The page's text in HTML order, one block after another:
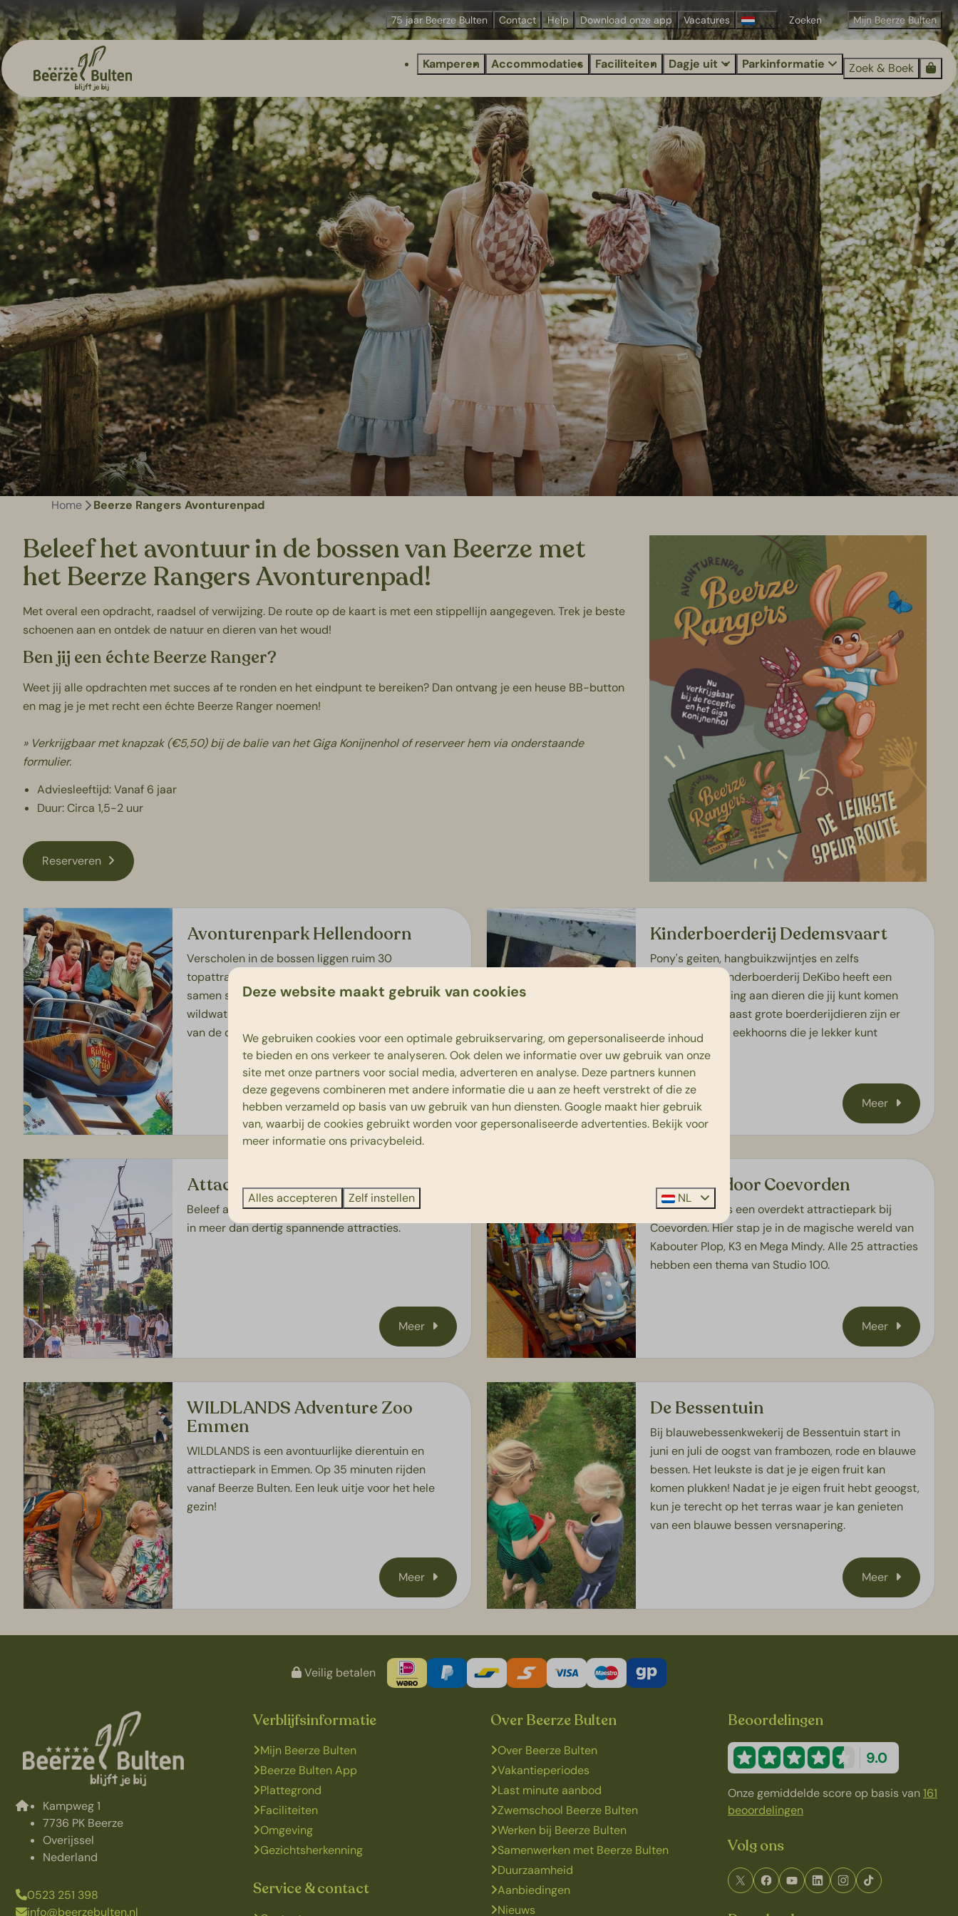
75 jaar Beerze Bulten Contact Help Download onze app Vacatures Mijn Beerze Bulten
Kamperen Accommodaties Faciliteiten Dagje uit Parkinformatie Zoek & Boek
Home Beerze Rangers Avonturenpad
Beleef het avontuur in de bossen van Beerze met
het Beerze Rangers Avonturenpad!
Met overal een opdracht, raadsel of verwijzing. De route op de kaart is met een stippellijn aangegeven. Trek je beste
schoenen aan en ontdek de natuur en dieren van het woud!
Ben jij een échte Beerze Ranger?
Weet jij alle opdrachten met succes af te ronden en het eindpunt te bereiken? Dan ontvang je een heuse BB-button
en mag je je met recht een échte Beerze Ranger noemen!
» Verkrijgbaar met knapzak (€5,50) bij de balie van het Giga Konijnenhol of reserveer hem via onderstaande
formulier.
Adviesleeftijd: Vanaf 6 jaar
Duur: Circa 1,5-2 uur
Reserveren
Avonturenpark Hellendoorn
Verscholen in de bossen liggen ruim 30
topattracties en shows op jullie te wachten. Beleef
samen spetterende waterpret in de twee
wildwaterbanen of zet de wereld op z’n kop in één
van de drie achtbanen!
Meer
Kinderboerderij Dedemsvaart
Pony's geiten, hangbuikzwijntjes en zelfs
struisvogels! Kinderboerderij DeKibo heeft een
bonte verzameling aan dieren die jij kunt komen
bewonderen! Naast grote boerderijdieren zijn er
ook konijnen en eekhoorns die je lekker kunt
knuffelen!
Meer
Attactiepark Slagharen
Beleef als cowboy of indiaan een geweldig avontuur
in meer dan dertig spannende attracties.
Meer
Plopsa Indoor Coevorden
Plopsa Indoor is een overdekt attractiepark bij
Coevorden. Hier stap je in de magische wereld van
Kabouter Plop, K3 en Mega Mindy. Alle 25 attracties
hebben een thema van Studio 100.
Meer
WILDLANDS Adventure Zoo
Emmen
WILDLANDS is een avontuurlijke dierentuin en
attractiepark in Emmen. Op 35 minuten rijden
vanaf Beerze Bulten. Een leuk uitje voor het hele
gezin!
Meer
De Bessentuin
Bij blauwebessenkwekerij de Bessentuin start in
juni en juli de oogst van frambozen, rode en blauwe
bessen. Het leukste is dat je je eigen fruit kan
komen plukken! Nadat je je eigen fruit hebt geoogst,
kun je terecht op het terras waar je kan genieten
van een blauwe bessen versnapering.
Meer
Veilig betalen
Kampweg 1
7736 PK Beerze
Overijssel
Nederland
0523 251 398
info@beerzebulten.nl
Verblijfsinformatie
Mijn Beerze Bulten
Beerze Bulten App
Plattegrond
Faciliteiten
Omgeving
Gezichtsherkenning
Service & contact
Over Beerze Bulten
Over Beerze Bulten
Vakantieperiodes
Last minute aanbod
Zwemschool Beerze Bulten
Werken bij Beerze Bulten
Samenwerken met Beerze Bulten
Duurzaamheid
Aanbiedingen
Nieuws
Beoordelingen
9.0
Onze gemiddelde score op basis van161
beoordelingen
Volg ons
Deze website maakt gebruik van cookies
We gebruiken cookies voor een optimale gebruikservaring, om gepersonaliseerde inhoud
te bieden en ons verkeer te analyseren. Ook delen we informatie over uw gebruik van onze
site met onze partners voor social media, adverteren en analyse. Deze partners kunnen
deze gegevens combineren met andere informatie die u aan ze heeft verstrekt of die ze
hebben verzameld op basis van uw gebruik van hun diensten.Google maakt hier gebruik
van, waarbij de cookies gebruikt worden voor gepersonaliseerde advertenties. Bekijk voor
meer informatie ons privacybeleid.
Alles accepteren Zelf instellen NL